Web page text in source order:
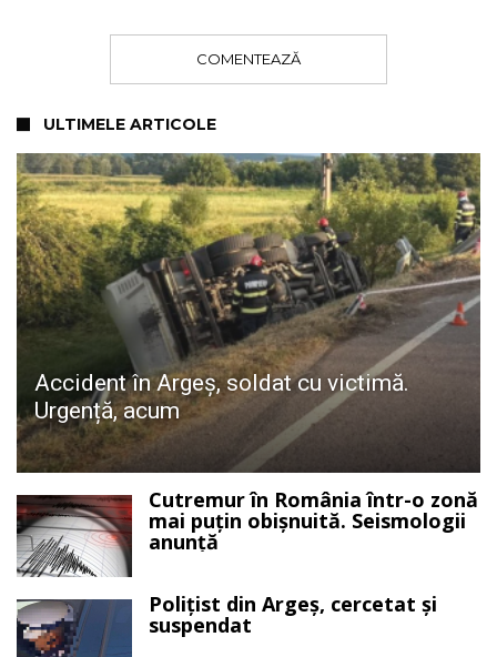
COMENTEAZĂ
ULTIMELE ARTICOLE
Accident în Argeș, soldat cu victimă.
Urgență, acum
Cutremur în România într-o zonă
mai puțin obișnuită. Seismologii
anunță
Polițist din Argeș, cercetat și
suspendat